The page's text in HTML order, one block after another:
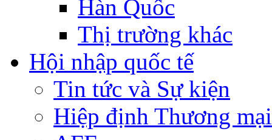
Hàn Quốc
Thị trường khác
Hội nhập quốc tế
Tin tức và Sự kiện
Hiệp định Thương